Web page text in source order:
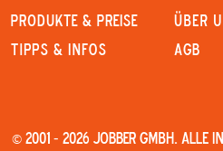
PRODUKTE & PREISE
Tipps & Infos
Über
AGB
© 2001 - 2026 JOBBER GmbH.